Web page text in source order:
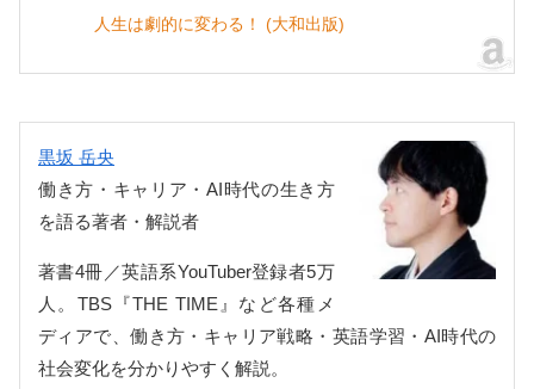
人生は劇的に変わる！ (大和出版)
黒坂 岳央
働き方・キャリア・AI時代の生き方
を語る著者・解説者
著書4冊／英語系YouTuber登録者5万
人。TBS『THE TIME』など各種メ
ディアで、働き方・キャリア戦略・英語学習・AI時代の
社会変化を分かりやすく解説。